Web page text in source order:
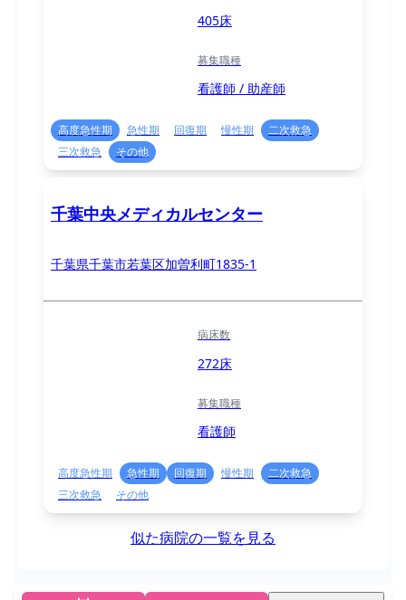
405床
募集職種
看護師 / 助産師
高度急性期 急性期 回復期 慢性期
二次救急
三次救急
その他
千葉中央メディカルセンター
千葉県千葉市若葉区加曽利町1835-1
病床数
272床
募集職種
看護師
高度急性期 急性期 回復期 慢性期
二次救急
三次救急
その他
似た病院の一覧を見る